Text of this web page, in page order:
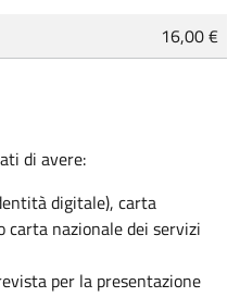
16,00 €
di avere:
digitale), carta
carta nazionale dei servizi
per la presentazione